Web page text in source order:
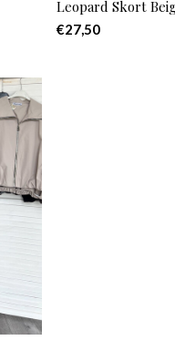
Leopard Skort
€27,50